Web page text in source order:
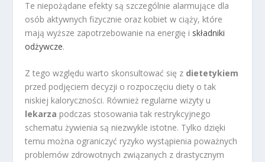
Te niepożądane efekty są szczególnie alarmujące dla
osób aktywnych fizycznie oraz kobiet w ciąży, które
mają wyższe zapotrzebowanie na energię i składniki
odżywcze.
Z tego względu warto skonsultować się z dietetykiem
przed podjęciem decyzji o rozpoczęciu diety o tak
niskiej kaloryczności. Również regularne wizyty u
lekarza podczas stosowania tak restrykcyjnego
schematu żywienia są niezwykle istotne. Tylko dzięki
temu można ograniczyć ryzyko wystąpienia poważnych
problemów zdrowotnych związanych z drastycznym